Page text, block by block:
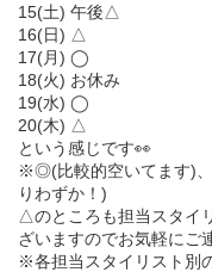
15(土) 午後△
16(日) △
17(月) ◯
18(火) お休み
19(水) ◯
20(木) △
という感じです👀
※◎(比較的空いてます)
りわずか！)
△のところも担当スタイ
ざいますのでお気軽にご
※各担当スタイリスト別